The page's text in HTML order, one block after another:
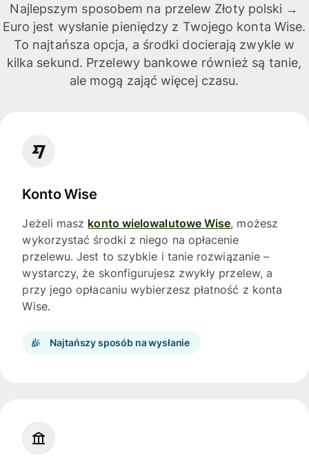
Najlepszym sposobem na przelew Złoty polski →
Euro jest wysłanie pieniędzy z Twojego konta Wise.
To najtańsza opcja, a środki docierają zwykle w
kilka sekund. Przelewy bankowe również są tanie,
ale mogą zająć więcej czasu.
Konto Wise
Jeżeli masz konto wielowalutowe Wise, możesz
wykorzystać środki z niego na opłacenie
przelewu. Jest to szybkie i tanie rozwiązanie –
wystarczy, że skonfigurujesz zwykły przelew, a
przy jego opłacaniu wybierzesz płatność z konta
Wise.
Najtańszy sposób na wysłanie